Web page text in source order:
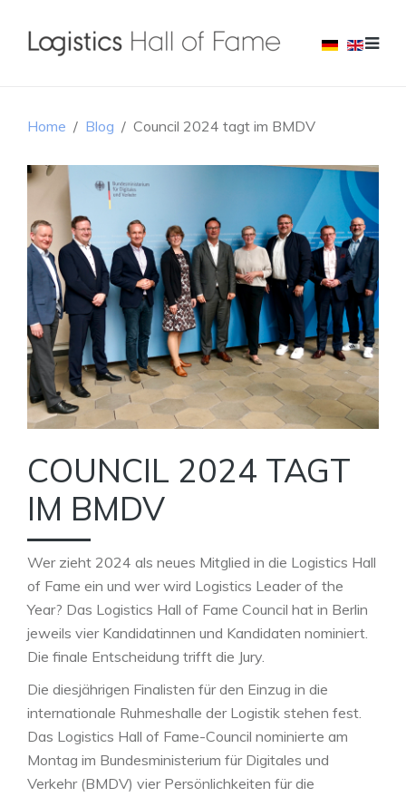
Home Blog Council 2024 tagt im BMDV
COUNCIL 2024 TAGT
IM BMDV
Wer zieht 2024 als neues Mitglied in die Logistics Hall
of Fame ein und wer wird Logistics Leader of the
Year? Das Logistics Hall of Fame Council hat in Berlin
jeweils vier Kandidatinnen und Kandidaten nominiert.
Die finale Entscheidung trifft die Jury.
Die diesjährigen Finalisten für den Einzug in die
internationale Ruhmeshalle der Logistik stehen fest.
Das Logistics Hall of Fame-Council nominierte am
Montag im Bundesministerium für Digitales und
Verkehr (BMDV) vier Persönlichkeiten für die